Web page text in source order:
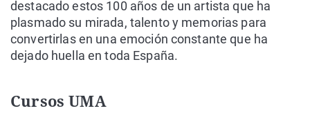
destacado estos 100 años de un artista que ha
plasmado su mirada, talento y memorias para
convertirlas en una emoción constante que ha
dejado huella en toda España.
Cursos UMA